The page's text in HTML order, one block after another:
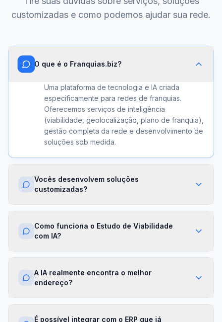
customizadas e como podemos ajudar sua rede.
O que é o Franquias.biz?
Uma plataforma de tecnologia e IA criada
especificamente para redes de franquias.
Oferecemos serviços de inteligência
(viabilidade, geolocalização, plano de franquia),
gestão completa da rede e desenvolvimento de
soluções sob medida.
Vocês desenvolvem soluções
customizadas?
Sim. Além dos módulos prontos, criamos
algoritmos proprietários e APIs sob demanda.
sua franqueadora.
Como funciona o Estudo de Viabilidade
com IA?
Nossa IA cruza dados de mercado,
financeiras para gerar um score de viabilidade
por região. Você recebe um relatório completo
com recomendações em minutos.
A IA realmente encontra o melhor
endereço?
Sim. O módulo de Geolocalização cruza fluxo
É possível integrar com o ERP que já